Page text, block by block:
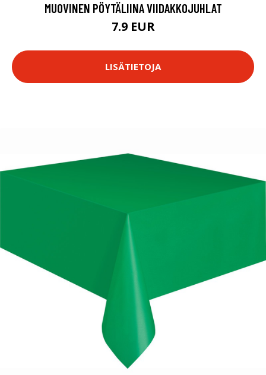
MUOVINEN PÖYTÄLIINA VIIDAKKOJUHLAT
7.9 EUR
LISÄTIETOJA